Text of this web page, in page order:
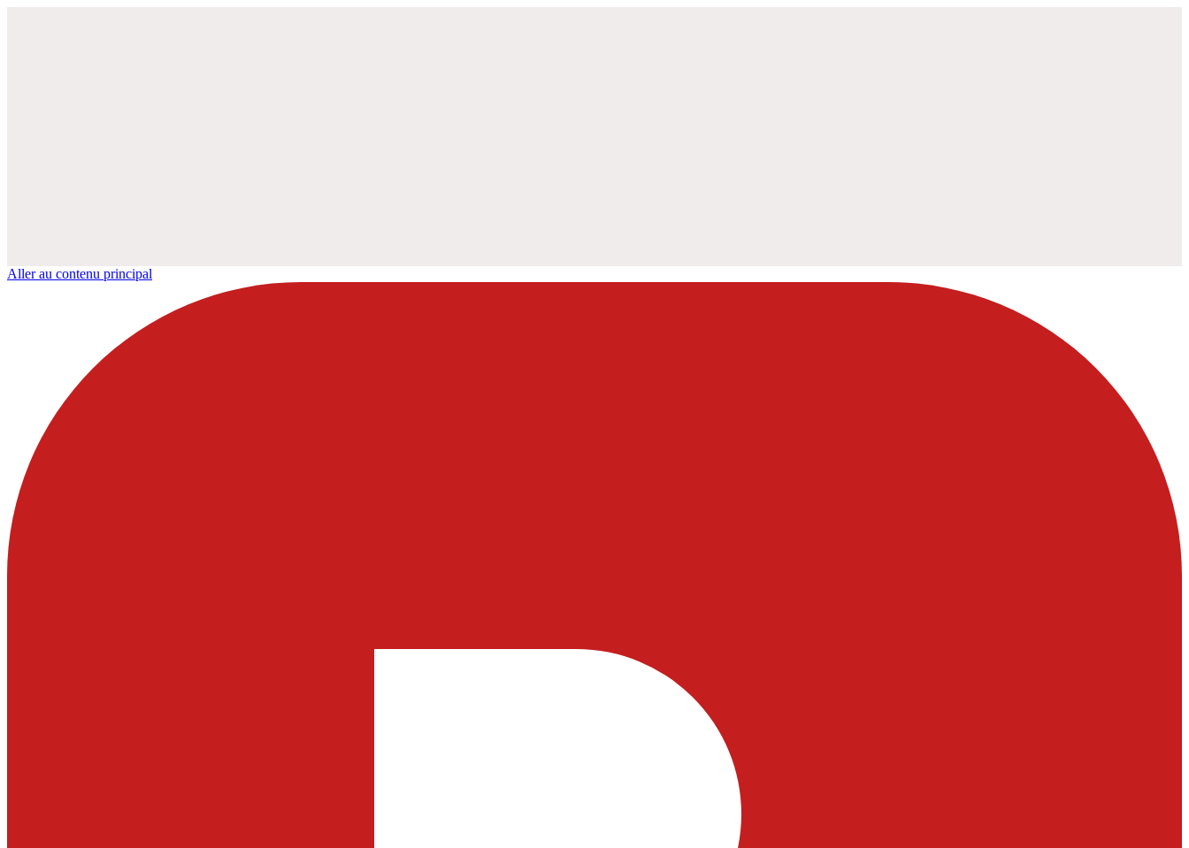
Aller au contenu principal